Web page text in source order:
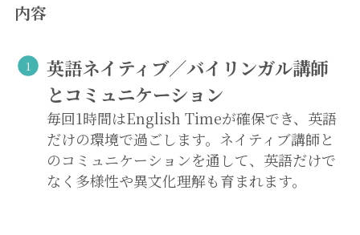
内容
英語ネイティブ／バイリンガル講師
とコミュニケーション
毎回1時間はEnglish Timeが確保でき、英語
だけの環境で過ごします。ネイティブ講師と
のコミュニケーションを通して、英語だけで
なく多様性や異文化理解も育まれます。